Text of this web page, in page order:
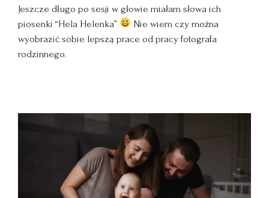
Jeszcze długo po sesji w głowie miałam słowa ich
piosenki “Hela Helenka”
Nie wiem czy można
wyobrazić sobie lepszą prace od pracy fotografa
rodzinnego.